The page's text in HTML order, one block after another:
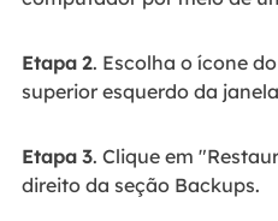
Etapa 2. Escolha o ícone
superior esquerdo da
Etapa 3. Clique em
direito da seção Backups.